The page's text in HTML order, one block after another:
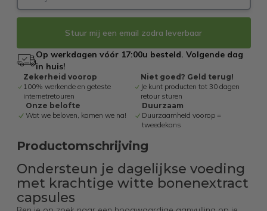
Stuur mij een email zodra leverbaar
Op werkdagen vóór 17:00u besteld. Volgende dag
in huis!
Zekerheid voorop
100% werkende en geteste
internetretouren
Niet goed? Geld terug!
Je kunt producten tot 30 dagen
retour sturen
Onze belofte
Wat we beloven, komen we na!
Duurzaam
Duurzaamheid voorop =
tweedekans
Productomschrijving
Ondersteun je dagelijkse voeding
met krachtige witte bonenextract
capsules